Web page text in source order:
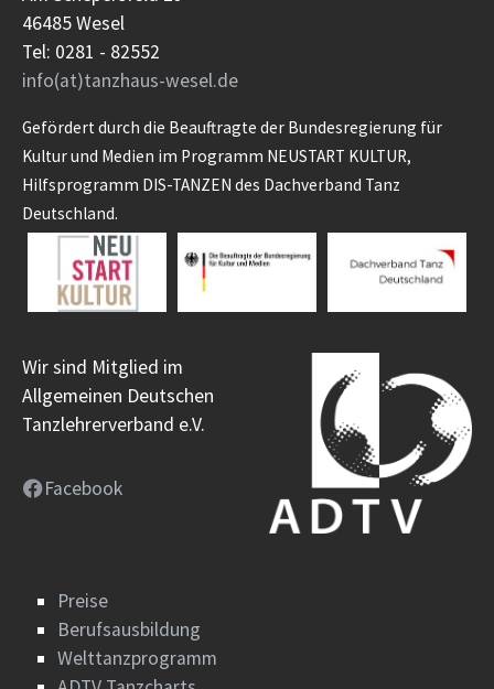
46485 Wesel
Tel: 0281 - 82552
info(at)tanzhaus-wesel.de
Gefördert durch die Beauftragte der Bundesregierung für
Kultur und Medien im Programm NEUSTART KULTUR,
Hilfsprogramm DIS-TANZEN des Dachverband Tanz
Deutschland.
Wir sind Mitglied im
Allgemeinen Deutschen
Tanzlehrerverband e.V.
Facebook
Preise
Berufsausbildung
Welttanzprogramm